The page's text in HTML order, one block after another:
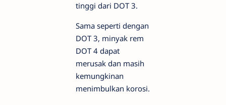
tinggi dari DOT 3.
Sama seperti dengan
DOT 3, minyak rem
DOT 4 dapat
merusak dan masih
kemungkinan
menimbulkan korosi.